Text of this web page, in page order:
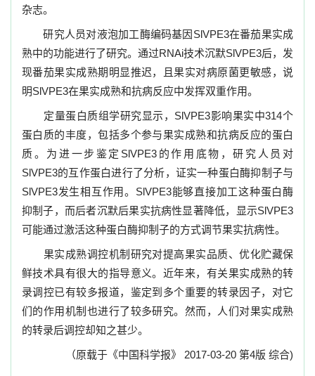
杂志。
研究人员对液泡加工酶编码基因SlVPE3在番茄果实成
熟中的功能进行了研究。通过RNAi技术沉默SlVPE3后，发
现番茄果实成熟期明显推迟，且果实对病原菌更敏感，说
明SlVPE3在果实成熟和抗病反应中发挥双重作用。
定量蛋白质组学研究显示，SlVPE3影响果实中314个
蛋白质的丰度，包括多个参与果实成熟和抗病反应的蛋白
质。为进一步鉴定SlVPE3的作用底物，研究人员对
SlVPE3的互作蛋白进行了分析，证实一种蛋白酶抑制子与
SlVPE3发生相互作用。SlVPE3能够直接加工这种蛋白酶
抑制子，而后者沉默后果实抗病性显著降低，显示SlVPE3
可能通过激活这种蛋白酶抑制子的方式调节果实抗病性。
果实成熟调控机制研究对提高果实品质、优化贮藏保
鲜技术具有很大的指导意义。近年来，有关果实成熟的转
录调控已有较多报道，鉴定到多个重要的转录因子，对它
们的作用机制也进行了较多研究。然而，人们对果实成熟
的转录后调控却知之甚少。
（原载于《中国科学报》 2017-03-20 第4版 综合)